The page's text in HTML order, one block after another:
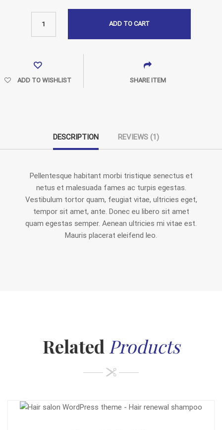
ADD TO CART
ADD TO WISHLIST SHARE ITEM
DESCRIPTION REVIEWS (1)
Pellentesque habitant morbi tristique senectus et
netus et malesuada fames ac turpis egestas.
Vestibulum tortor quam, feugiat vitae, ultricies eget,
tempor sit amet, ante. Donec eu libero sit amet
quam egestas semper. Aenean ultricies mi vitae est.
Mauris placerat eleifend leo.
Related Products